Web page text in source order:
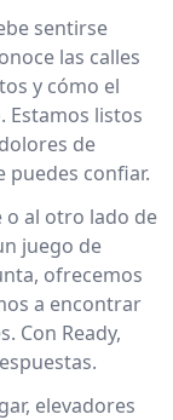
sentirse
las calles
y cómo el
Estamos listos
de
puedes confiar.
o al otro lado de
juego de
ofrecemos
a encontrar
Con Ready,
elevadores